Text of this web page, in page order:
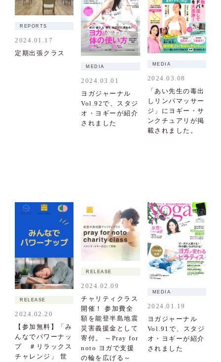
REPORTS
2024.01.17
定期出張クラス
MEDIA
2024.03.01
ヨガジャーナル
Vol.92で、スタジ
オ・ヨギーが紹介
されました
MEDIA
2024.03.08
「あい先生の毒出
しリンパマッサー
ジ」にヨギー・サ
ンクチュアリが掲
載されました。
RELEASE
2024.02.20
【参加無料】「み
んなでパワーナッ
プ ＃リラックス
チャレンジ」 世
RELEASE
2024.02.09
チャリティクラス
開催！ 参加費全
額を能登半島地震
災害義援金として
寄付。 ～Pray for
noto ヨガで支援
の輪を広げる～
MEDIA
2024.01.19
ヨガジャーナル
Vol.91で、スタジ
オ・ヨギーが紹介
されました